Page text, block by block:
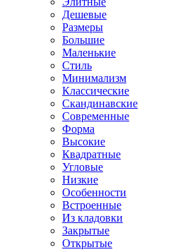
Дешевые
Размеры
Большие
Маленькие
Стиль
Минимализм
Классические
Скандинавские
Современные
Форма
Высокие
Квадратные
Угловые
Низкие
Особенности
Встроенные
Из кладовки
Закрытые
Открытые